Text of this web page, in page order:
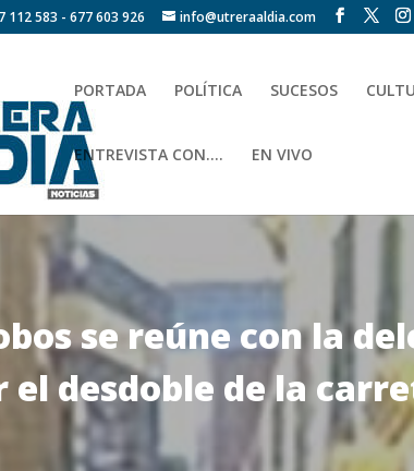
112 583 - 677 603 926 info@utreraaldia.com
PORTADA POLÍTICA SUCESOS
ENTREVISTA CON…. EN VIVO
se reúne con la
desdoble de la